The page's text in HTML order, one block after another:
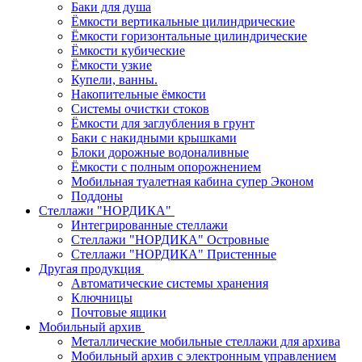
Баки для душа
Ёмкости вертикальные цилиндрические
Ёмкости горизонтальные цилиндрические
Ёмкости кубические
Ёмкости узкие
Купели, ванны.
Накопительные ёмкости
Системы очистки стоков
Ёмкости для заглубления в грунт
Баки с накидными крышками
Блоки дорожные водоналивные
Ёмкости с полным опорожнением
Мобильная туалетная кабина супер Эконом
Поддоны
Стеллажи "НОРДИКА"
Интегрированные стеллажи
Стеллажи "НОРДИКА" Островные
Стеллажи "НОРДИКА" Пристенные
Другая продукция
Автоматические системы хранения
Ключницы
Почтовые ящики
Мобильный архив
Металлические мобильные стеллажи для архива
Мобильный архив с электронным управлением